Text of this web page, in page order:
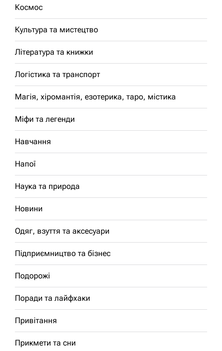
Космос
Культура та мистецтво
Література та книжки
Логістика та транспорт
Магія, хіромантія, езотерика, таро, містика
Міфи та легенди
Навчання
Напої
Наука та природа
Новини
Одяг, взуття та аксесуари
Підприємництво та бізнес
Подорожі
Поради та лайфхаки
Привітання
Прикмети та сни